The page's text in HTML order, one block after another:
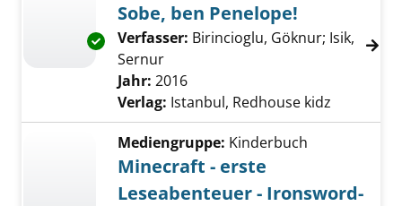
Exemplar-Details von Sobe, ben Penelope!
Sobe, ben Penelope!
Verfasser: Birincioglu, Göknur; Isik,
Sernur
Jahr: 2016
Verlag: Istanbul, Redhouse kidz
Mediengruppe: Kinderbuch
Minecraft - erste
Leseabenteuer - Ironsword-